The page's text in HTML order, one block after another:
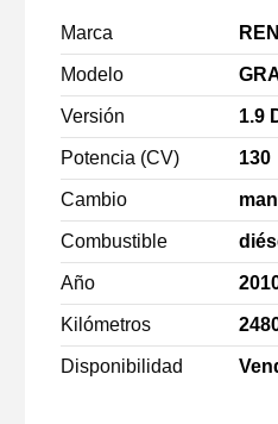
Marca
Modelo
Versión 1.9
Potencia (CV) 130
Cambio
Combustible
Año
Kilómetros
Disponibilidad